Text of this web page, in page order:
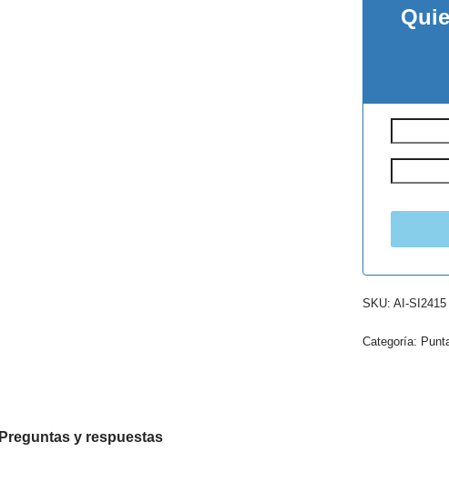
SKU: AI-SI2415
Categoría:
Preguntas y respuestas